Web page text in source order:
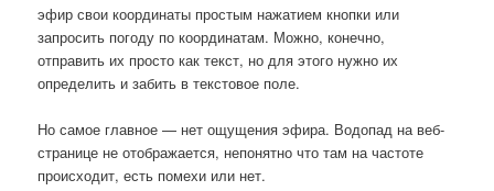
эфир свои координаты простым нажатием кнопки или
запросить погоду по координатам. Можно, конечно,
отправить их просто как текст, но для этого нужно их
определить и забить в текстовое поле.
Но самое главное — нет ощущения эфира. Водопад на веб-
странице не отображается, непонятно что там на частоте
происходит, есть помехи или нет.